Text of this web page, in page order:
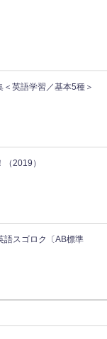
英語学習／基本5種＞
2019）
語スゴロク〔AB標準